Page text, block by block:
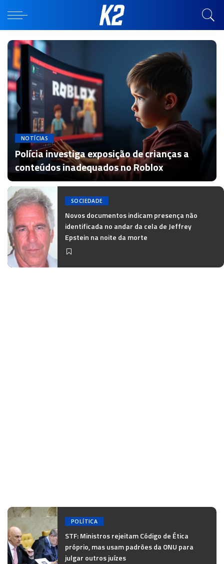
NOTÍCIAS
Polícia investiga exposição de crianças a
conteúdos inadequados no Roblox
por Redação
SOCIEDADE
Novos documentos indicam presença não
identificada no andar da cela de Jeffrey
Epstein na noite da morte
POLÍTICA
STF: Ministros rejeitam Código de Ética
próprio, mas usam padrões da ONU para
julgar outros juízes